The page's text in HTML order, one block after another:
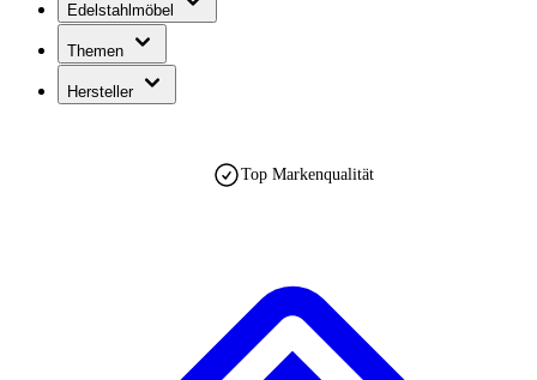
Edelstahlmöbel
Themen
Hersteller
est. 1990